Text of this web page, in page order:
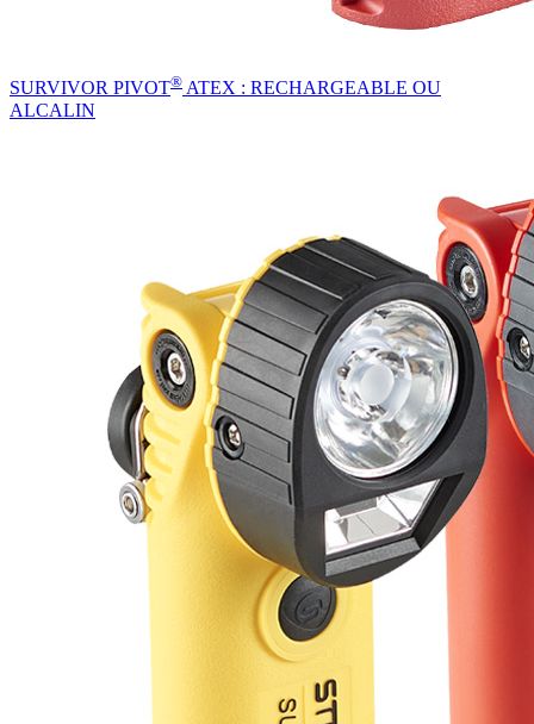
SURVIVOR PIVOT® ATEX : RECHARGEABLE OU
ALCALIN